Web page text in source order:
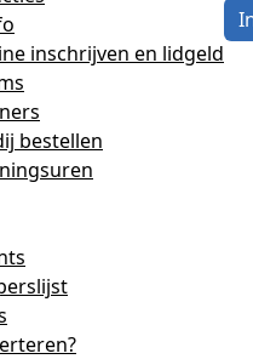
inschrijven en lidgeld
bestellen